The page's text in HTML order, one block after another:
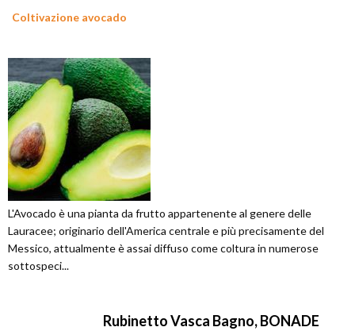
Coltivazione avocado
L'Avocado è una pianta da frutto appartenente al genere delle
Lauracee; originario dell'America centrale e più precisamente del
Messico, attualmente è assai diffuso come coltura in numerose
sottospeci...
Rubinetto Vasca Bagno, BONADE